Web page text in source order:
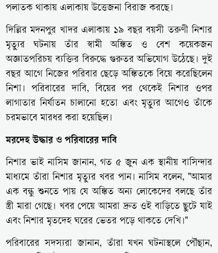
পলাতক থাকায় এলাকায় উত্তেজনা বিরাজ করছে।
দিল্লির মদনপুর খাদর এলাকায় ১৯ বছর বয়সী তরুণী নিশার
মৃত্যুর ঘটনায় তাঁর স্বামী অঙ্কিত ও বেশ কয়েকজন
অজ্ঞাতপরিচয় ব্যক্তির বিরুদ্ধে গুরুতর অভিযোগ উঠেছে। দুই
বছর আগে নিজের পরিবার ছেড়ে অঙ্কিতকে বিয়ে করেছিলেন
নিশা। পরিবারের দাবি, বিয়ের পর থেকেই নিশার ওপর
লাগাতার নির্যাতন চালানো হতো এবং মৃত্যুর আগেও তাঁকে
চরমভাবে মারধর করা হয়েছিল।
মরদেহ উদ্ধার ও পরিবারের দাবি
নিশার ভাই নাসিম জানান, গত ৫ জুন এক স্থানীয় বাসিন্দার
মাধ্যমে তাঁরা নিশার মৃত্যুর খবর পান। নাসিম বলেন, "আমার
এক বন্ধু শুনতে পায় যে অঙ্কিত অন্য লোকেদের বলছে তাঁর
স্ত্রী মারা গেছে। খবর পেয়ে আমরা দ্রুত ওই বাড়িতে ছুটে যাই
এবং নিশার মৃতদেহ ঘরের ভেতর পড়ে থাকতে দেখি।"
পরিবারের সদস্যরা জানান, তাঁরা যখন ঘটনাস্থলে পৌঁছান,